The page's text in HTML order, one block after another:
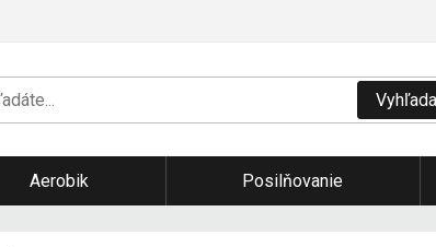
Aerobik Posilňovanie